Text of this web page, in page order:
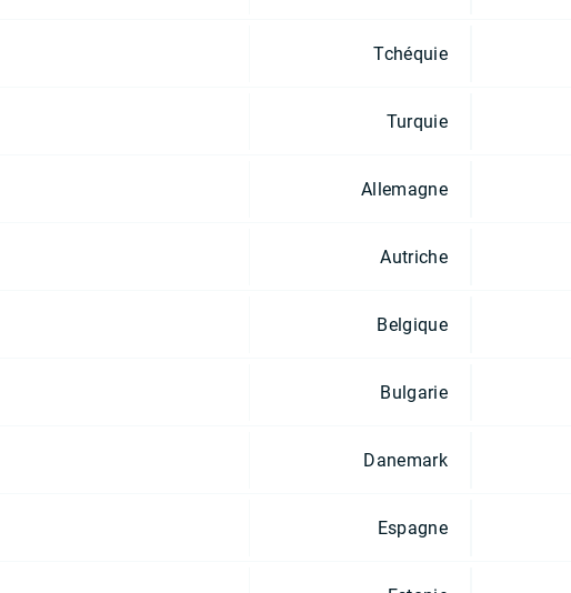
Tchéquie
Turquie
Allemagne
Autriche
Belgique
Bulgarie
Danemark
Espagne